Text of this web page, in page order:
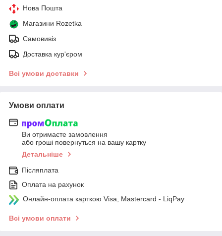
Нова Пошта
Магазини Rozetka
Самовивіз
Доставка кур'єром
Всі умови доставки
Умови оплати
Ви отримаєте замовлення
або гроші повернуться на вашу картку
Детальніше
Післяплата
Оплата на рахунок
Онлайн-оплата карткою Visa, Mastercard - LiqPay
Всі умови оплати